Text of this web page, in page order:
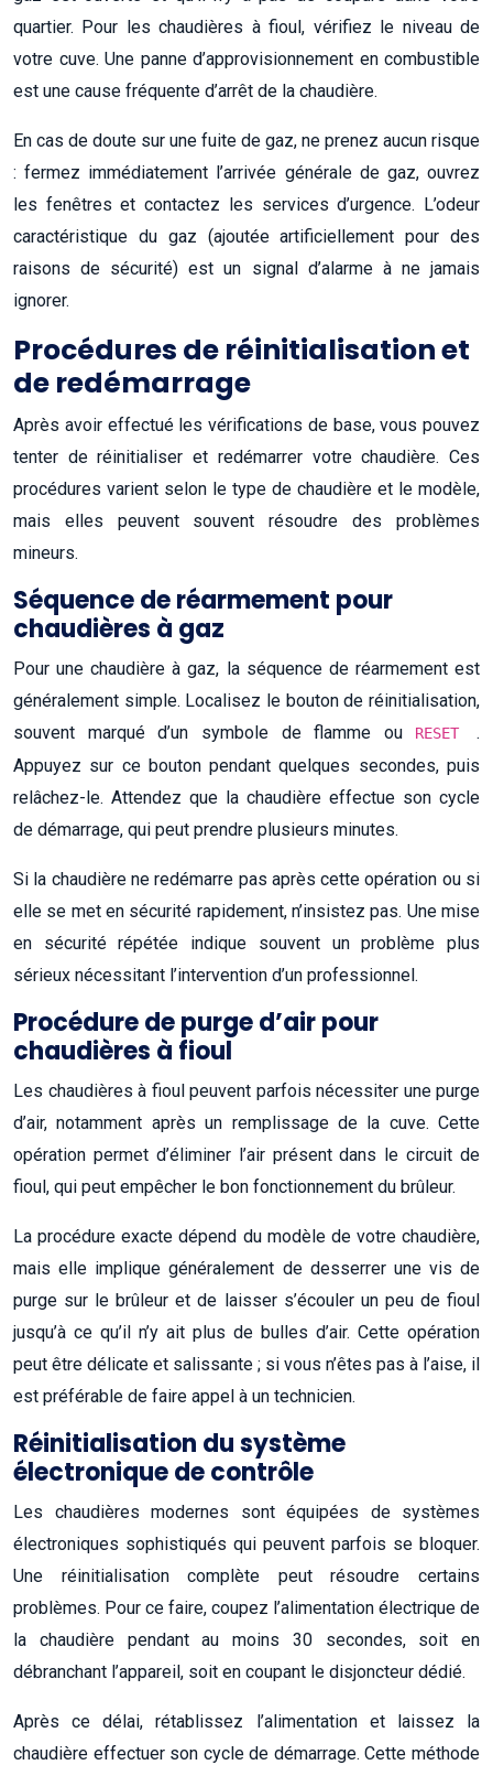
quartier. Pour les chaudières à fioul, vérifiez le niveau de
votre cuve. Une panne d’approvisionnement en combustible
est une cause fréquente d’arrêt de la chaudière.
En cas de doute sur une fuite de gaz, ne prenez aucun risque
: fermez immédiatement l’arrivée générale de gaz, ouvrez
les fenêtres et contactez les services d’urgence. L’odeur
caractéristique du gaz (ajoutée artificiellement pour des
raisons de sécurité) est un signal d’alarme à ne jamais
ignorer.
Procédures de réinitialisation et
de redémarrage
Après avoir effectué les vérifications de base, vous pouvez
tenter de réinitialiser et redémarrer votre chaudière. Ces
procédures varient selon le type de chaudière et le modèle,
mais elles peuvent souvent résoudre des problèmes
mineurs.
Séquence de réarmement pour
chaudières à gaz
Pour une chaudière à gaz, la séquence de réarmement est
généralement simple. Localisez le bouton de réinitialisation,
souvent marqué d’un symbole de flamme ou
RESET .
Appuyez sur ce bouton pendant quelques secondes, puis
relâchez-le. Attendez que la chaudière effectue son cycle
de démarrage, qui peut prendre plusieurs minutes.
Si la chaudière ne redémarre pas après cette opération ou si
elle se met en sécurité rapidement, n’insistez pas. Une mise
en sécurité répétée indique souvent un problème plus
sérieux nécessitant l’intervention d’un professionnel.
Procédure de purge d’air pour
chaudières à fioul
Les chaudières à fioul peuvent parfois nécessiter une purge
d’air, notamment après un remplissage de la cuve. Cette
opération permet d’éliminer l’air présent dans le circuit de
fioul, qui peut empêcher le bon fonctionnement du brûleur.
La procédure exacte dépend du modèle de votre chaudière,
mais elle implique généralement de desserrer une vis de
purge sur le brûleur et de laisser s’écouler un peu de fioul
jusqu’à ce qu’il n’y ait plus de bulles d’air. Cette opération
peut être délicate et salissante ; si vous n’êtes pas à l’aise, il
est préférable de faire appel à un technicien.
Réinitialisation du système
électronique de contrôle
Les chaudières modernes sont équipées de systèmes
électroniques sophistiqués qui peuvent parfois se bloquer.
Une réinitialisation complète peut résoudre certains
problèmes. Pour ce faire, coupez l’alimentation électrique de
la chaudière pendant au moins 30 secondes, soit en
débranchant l’appareil, soit en coupant le disjoncteur dédié.
Après ce délai, rétablissez l’alimentation et laissez la
chaudière effectuer son cycle de démarrage. Cette méthode